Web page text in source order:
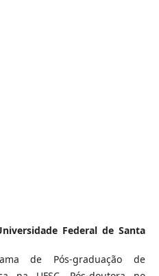
Federal de Santa
de Pós-graduação de